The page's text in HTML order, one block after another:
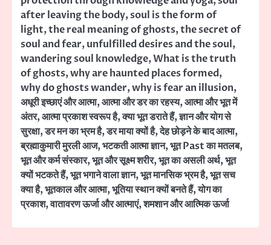
after leaving the body,soul is the form of
light,the real meaning of ghosts,the secret of
soul and fear,unfulfilled desires and the soul,
wandering soul knowledge,What is the truth
of ghosts,why are haunted places formed,
why do ghosts wander,why is fear an illusion,
अधूरी इच्छाएं और आत्मा,आत्मा और डर का रहस्य,आत्मा और भूत में
अंतर,आत्मा प्रकाश स्वरूप है,क्या भूत डराते हैं,ज्ञान और योग से
सुरक्षा,डर मन का भ्रम है,डर माया क्यों है,देह छोड़ने के बाद आत्मा,
ब्रह्माकुमारी मुरली आज,भटकती आत्मा ज्ञान,भूत Past का मतलब,
भूत और कर्म संस्कार,भूत और सूक्ष्म शरीर,भूत का असली अर्थ,भूत
क्यों भटकते हैं,भूत भगाने वाला ज्ञान,भूत मानसिक भ्रम है,भूत सच
क्या है,भूतकाल और आत्मा,भूतिया स्थान क्यों बनते हैं,योग का
प्रकाश,वातावरण ऊर्जा और आत्माएं,शमशान और आत्मिक ऊर्जा